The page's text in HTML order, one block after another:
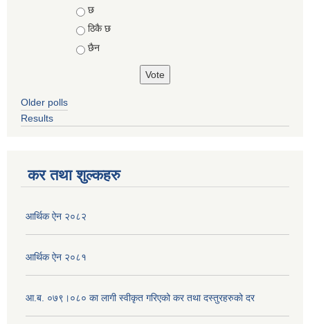
Choices
छ
ठिकै छ
छैन
Older polls
Results
कर तथा शुल्कहरु
आर्थिक ऐन २०८२
आर्थिक ऐन २०८१
आ.ब. ०७९।०८० का लागी स्वीकृत गरिएको कर तथा दस्तुरहरुको दर